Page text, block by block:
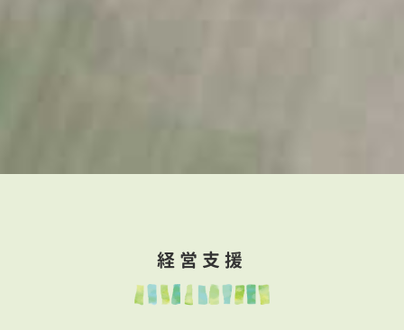
経営支援